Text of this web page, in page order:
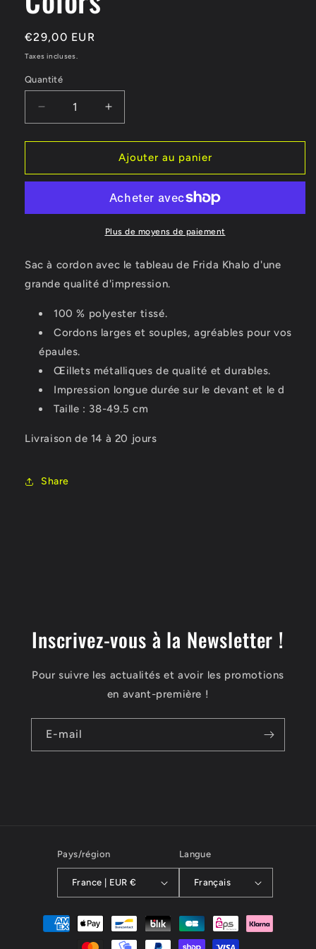
Prix
habituel
€29,00 EUR
Taxes incluses.
Quantité
Réduire
la
quantité
Sac
Cat
Augmenter
la
quantité
de
Sac
Cordon
Cat
Colors
Ajouter au panier
Plus de moyens de paiement
Sac à cordon avec le tableau de Frida Khalo d'une
grande qualité d'impression.
100 % polyester tissé.
Cordons larges et souples, agréables pour vos
épaules.
Œillets métalliques de qualité et durables.
Impression longue durée sur le devant et le d
Taille : 38-49.5 cm
Livraison de 14 à 20 jours
Share
Inscrivez-vous à la Newsletter !
Pour suivre les actualités et avoir les promotions
en avant-première !
E-mail
Pays/région
France | EUR €
Langue
Français
Moyens